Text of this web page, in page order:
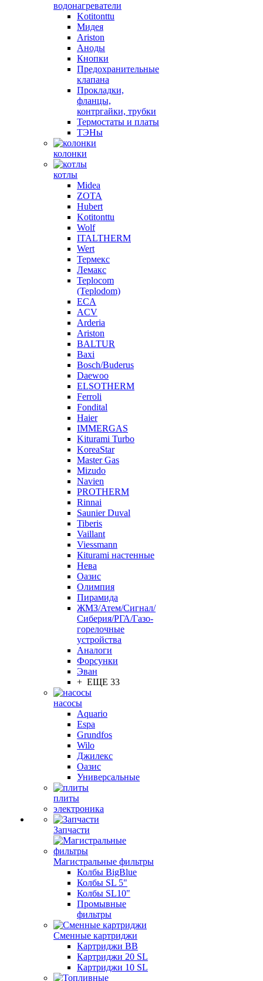
водонагреватели
Kotitonttu
Мидея
Ariston
Аноды
Кнопки
Предохранительные
клапана
Прокладки,
фланцы,
контргайки, трубки
Термостаты и платы
ТЭНы
колонки
котлы
Midea
ZOTA
Hubert
Kotitonttu
Wolf
ITALTHERM
Wert
Термекс
Лемакс
Teplocom
(Teplodom)
ECA
ACV
Arderia
Ariston
BALTUR
Baxi
Bosch/Buderus
Daewoo
ELSOTHERM
Ferroli
Fondital
Haier
IMMERGAS
Kiturami Turbo
KoreaStar
Master Gas
Mizudo
Navien
PROTHERM
Rinnai
Saunier Duval
Tiberis
Vaillant
Viessmann
Кiturami настенные
Нева
Оазис
Олимпия
Пирамида
ЖМЗ/Атем/Сигнал/
Сиберия/РГА/Газо-
горелочные
устройства
Aналоги
Форсунки
Эван
+ ЕЩЕ 33
насосы
Aquario
Espa
Grundfos
Wilo
Джилекс
Оазис
Универсальные
плиты
электроника
Запчасти
Магистральные фильтры
Колбы BigBlue
Колбы SL 5"
Колбы SL10"
Промывные
фильтры
Сменные картриджи
Картриджи BB
Картриджи 20 SL
Картриджи 10 SL